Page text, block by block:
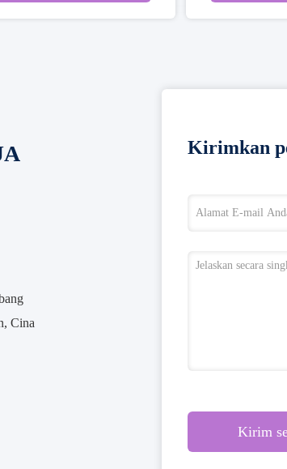
Cina
Kirimkan
Kirim